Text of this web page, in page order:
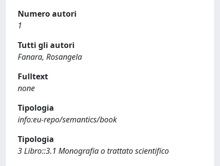
Numero autori
1
Tutti gli autori
Fanara, Rosangela
Fulltext
none
Tipologia
info:eu-repo/semantics/book
Tipologia
3 Libro::3.1 Monografia o trattato scientifico